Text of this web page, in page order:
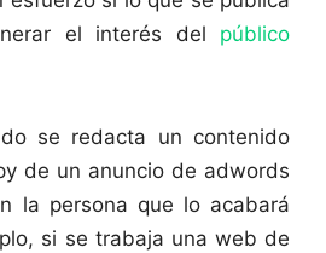
el interés del público
se redacta un contenido
de un anuncio de adwords
la persona que lo acabará
si se trabaja una web de